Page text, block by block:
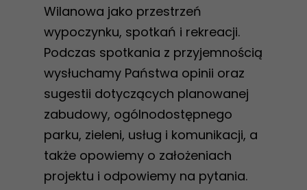
Wilanowa jako przestrzeń
wypoczynku, spotkań i rekreacji.
Podczas spotkania z przyjemnością
wysłuchamy Państwa opinii oraz
sugestii dotyczących planowanej
zabudowy, ogólnodostępnego
parku, zieleni, usług i komunikacji, a
także opowiemy o założeniach
projektu i odpowiemy na pytania.